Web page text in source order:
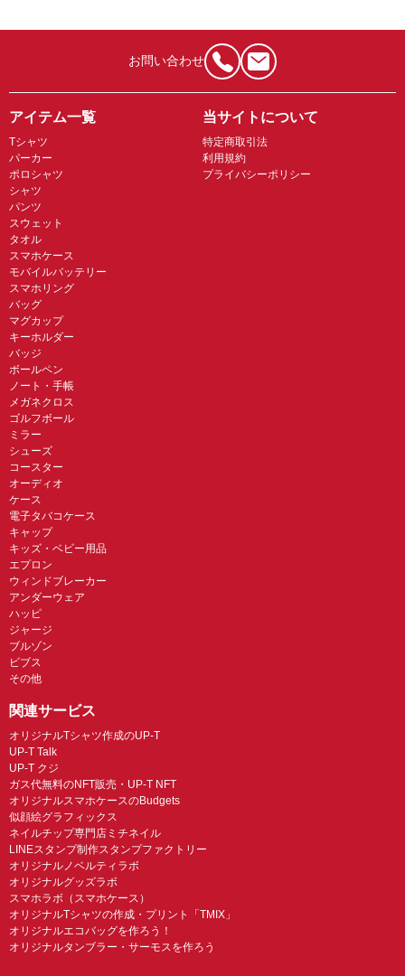
お問い合わせ
アイテム一覧
Tシャツ
パーカー
ポロシャツ
シャツ
パンツ
スウェット
タオル
スマホケース
モバイルバッテリー
スマホリング
バッグ
マグカップ
キーホルダー
バッジ
ボールペン
ノート・手帳
メガネクロス
ゴルフボール
ミラー
シューズ
コースター
オーディオ
ケース
電子タバコケース
キャップ
キッズ・ベビー用品
エプロン
ウィンドブレーカー
アンダーウェア
ハッピ
ジャージ
ブルゾン
ビブス
その他
当サイトについて
特定商取引法
利用規約
プライバシーポリシー
関連サービス
オリジナルTシャツ作成のUP-T
UP-T Talk
UP-T クジ
ガス代無料のNFT販売・UP-T NFT
オリジナルスマホケースのBudgets
似顔絵グラフィックス
ネイルチップ専門店ミチネイル
LINEスタンプ制作スタンプファクトリー
オリジナルノベルティラボ
オリジナルグッズラボ
スマホラボ（スマホケース）
オリジナルTシャツの作成・プリント「TMIX」
オリジナルエコバッグを作ろう！
オリジナルタンブラー・サーモスを作ろう